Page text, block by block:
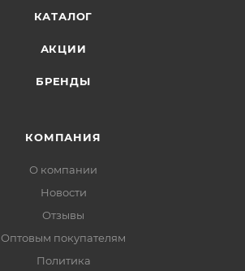
КАТАЛОГ
АКЦИИ
БРЕНДЫ
КОМПАНИЯ
О компании
Новости
Отзывы
Оптовым покупателям
Политика